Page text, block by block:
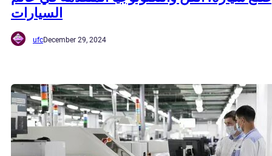
السيارات
ufcDecember 29, 2024